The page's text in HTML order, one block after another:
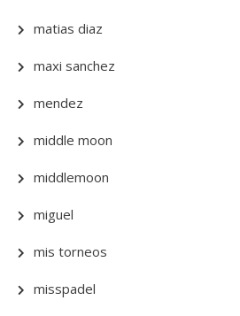
matias diaz
maxi sanchez
mendez
middle moon
middlemoon
miguel
mis torneos
misspadel